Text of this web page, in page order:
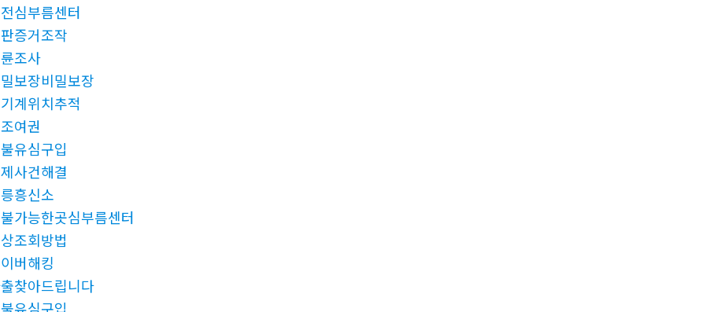
심부름센터
증거조작
조사
보장비밀보장
계위치추적
여권
유심구입
사건해결
흥신소
가능한곳심부름센터
조회방법
버해킹
찾아드립니다